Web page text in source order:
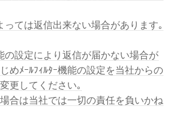
っては返信出来ない場合があります｡
の設定により返信が届かない場合が
めﾒｰﾙﾌｨﾙﾀｰ機能の設定を当社からの
更してください｡
合は当社では一切の責任を負いかね